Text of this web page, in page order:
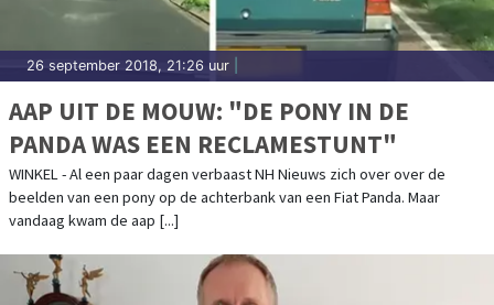
26 september 2018, 21:26 uur
AAP UIT DE MOUW: "DE PONY IN DE
PANDA WAS EEN RECLAMESTUNT"
WINKEL - Al een paar dagen verbaast NH Nieuws zich over over de
beelden van een pony op de achterbank van een Fiat Panda. Maar
vandaag kwam de aap [...]